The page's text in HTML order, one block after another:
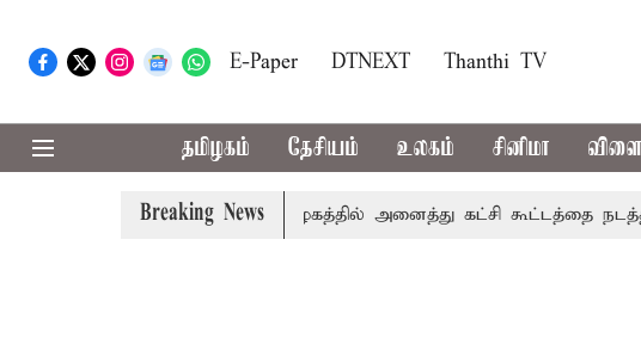
E-Paper DTNEXT Thanthi TV
தமிழகம் தேசியம் உலகம் சினிமா
Breaking News
காவிரி விவகாரம்: தமிழகத்தில் அனைத்து கட்சி கூட்டத்தை நடத்தாது